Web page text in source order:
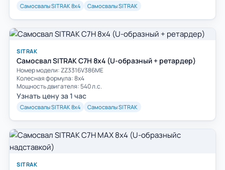
Самосвалы SITRAK 8х4 Самосвалы SITRAK
SITRAK
Самосвал SITRAK C7H 8x4 (U-образный + ретардер)
Номер модели: ZZ3316V386ME
Колесная формула: 8х4
Мощность двигателя: 540 л.с.
Узнать цену за 1 час
Самосвалы SITRAK 8х4 Самосвалы SITRAK
SITRAK